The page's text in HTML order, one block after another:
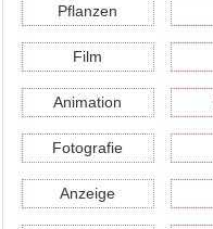
Pflanzen
Film
Animation
Fotografie
Anzeige